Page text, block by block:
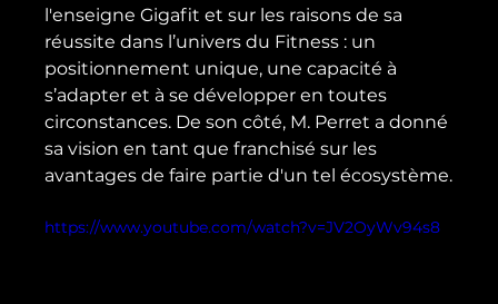
l'enseigne Gigafit et sur les raisons de sa
réussite dans l’univers du Fitness : un
positionnement unique, une capacité à
s’adapter et à se développer en toutes
circonstances. De son côté, M. Perret a donné
sa vision en tant que franchisé sur les
https://www.youtube.com/watch?v=JV2OyWv94s8